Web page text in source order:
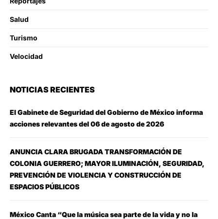
Salud
Turismo
Velocidad
NOTICIAS RECIENTES
El Gabinete de Seguridad del Gobierno de México informa
acciones relevantes del 06 de agosto de 2026
ANUNCIA CLARA BRUGADA TRANSFORMACIÓN DE
COLONIA GUERRERO; MAYOR ILUMINACIÓN, SEGURIDAD,
PREVENCIÓN DE VIOLENCIA Y CONSTRUCCIÓN DE
ESPACIOS PÚBLICOS
México Canta “Que la música sea parte de la vida y no la